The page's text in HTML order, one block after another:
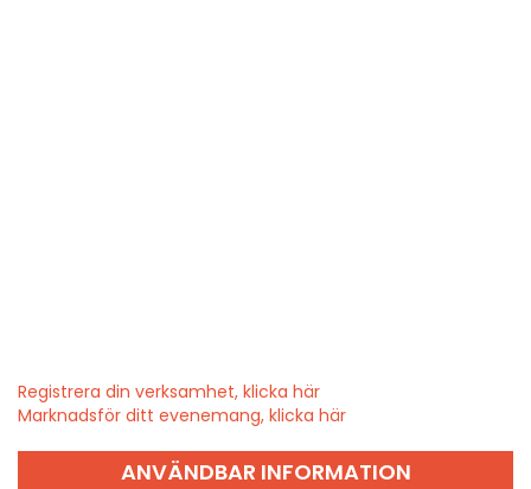
Registrera din verksamhet, klicka här
Marknadsför ditt evenemang, klicka här
ANVÄNDBAR INFORMATION